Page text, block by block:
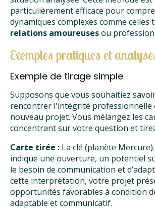
particulièrement efficace pour
dynamiques complexes comme celles
relations amoureusesou
Exemples pratiques et
Exemple de tirage simple
Supposons que vous souhaitiez
rencontrer l'intégrité professionnelle
nouveau projet. Vous mélangez les
concentrant sur votre question et
Carte tirée : La clé (planète
indique une ouverture, un potentiel
le besoin de communication et
cette interprétation, votre projet
opportunités favorables à condition
adaptable et communicatif.